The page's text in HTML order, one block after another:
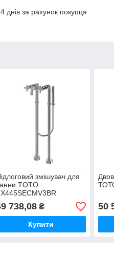
за рахунок покупця
змішувач для
TOTO
738,08₴
Купити
50